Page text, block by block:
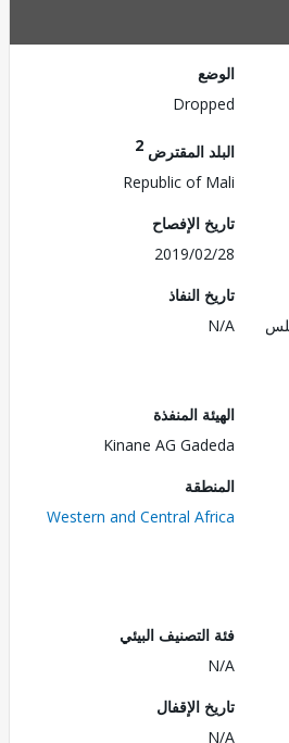
Dropped
البلد المقترض
Republic of Mali
تاريخ الإفصاح
2019/02/28
تاريخ النفاذ
N/A
الهيئة المنفذة
Kinane AG Gadeda
Western and Central Africa
فئة التصنيف البيئي
تاريخ الإقفال